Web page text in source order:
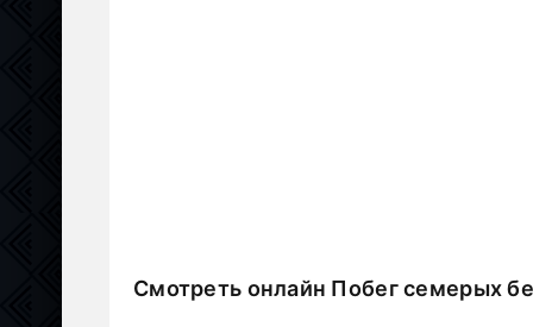
Смотреть онлайн Побег семерых